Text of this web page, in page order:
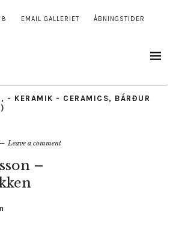
EMAIL GALLERIET ÅBNINGSTIDER
, - KERAMIK - CERAMICS, BÁRÐUR
Leave a comment
–